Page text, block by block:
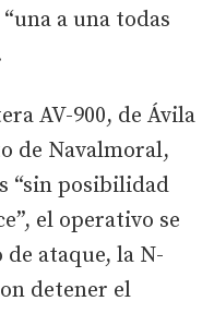
a una todas
AV-900, de Ávila
de Navalmoral,
“sin posibilidad
el operativo se
ataque, la N-
detener el